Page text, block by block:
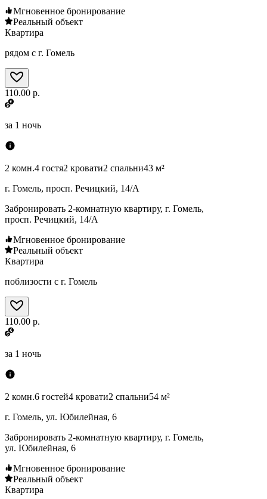
Мгновенное бронирование
Реальный объект
Квартира
рядом с г. Гомель
110.00 р.
за 1 ночь
2 комн.4 гостя2 кровати2 спальни43 м²
г. Гомель, просп. Речицкий, 14/А
Забронировать 2-комнатную квартиру, г. Гомель,
просп. Речицкий, 14/А
Мгновенное бронирование
Реальный объект
Квартира
поблизости с г. Гомель
110.00 р.
за 1 ночь
2 комн.6 гостей4 кровати2 спальни54 м²
г. Гомель, ул. Юбилейная, 6
Забронировать 2-комнатную квартиру, г. Гомель,
ул. Юбилейная, 6
Мгновенное бронирование
Реальный объект
Квартира